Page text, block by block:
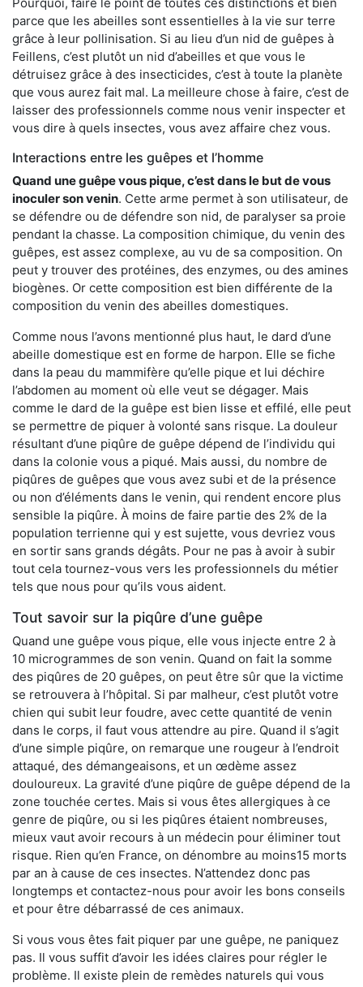
parce que les abeilles sont essentielles à la vie sur terre
grâce à leur pollinisation. Si au lieu d’un nid de guêpes à
Feillens, c’est plutôt un nid d’abeilles et que vous le
détruisez grâce à des insecticides, c’est à toute la planète
que vous aurez fait mal. La meilleure chose à faire, c’est de
laisser des professionnels comme nous venir inspecter et
vous dire à quels insectes, vous avez affaire chez vous.
Interactions entre les guêpes et l’homme
Quand une guêpe vous pique, c’est dans le but de vous
inoculer son venin. Cette arme permet à son utilisateur, de
se défendre ou de défendre son nid, de paralyser sa proie
pendant la chasse. La composition chimique, du venin des
guêpes, est assez complexe, au vu de sa composition. On
peut y trouver des protéines, des enzymes, ou des amines
biogènes. Or cette composition est bien différente de la
composition du venin des abeilles domestiques.
Comme nous l’avons mentionné plus haut, le dard d’une
abeille domestique est en forme de harpon. Elle se fiche
dans la peau du mammifère qu’elle pique et lui déchire
l’abdomen au moment où elle veut se dégager. Mais
comme le dard de la guêpe est bien lisse et effilé, elle peut
se permettre de piquer à volonté sans risque. La douleur
résultant d’une piqûre de guêpe dépend de l’individu qui
dans la colonie vous a piqué. Mais aussi, du nombre de
piqûres de guêpes que vous avez subi et de la présence
ou non d’éléments dans le venin, qui rendent encore plus
sensible la piqûre. À moins de faire partie des 2% de la
population terrienne qui y est sujette, vous devriez vous
en sortir sans grands dégâts. Pour ne pas à avoir à subir
tout cela tournez-vous vers les professionnels du métier
tels que nous pour qu’ils vous aident.
Tout savoir sur la piqûre d’une guêpe
Quand une guêpe vous pique, elle vous injecte entre 2 à
10 microgrammes de son venin. Quand on fait la somme
des piqûres de 20 guêpes, on peut être sûr que la victime
se retrouvera à l’hôpital. Si par malheur, c’est plutôt votre
chien qui subit leur foudre, avec cette quantité de venin
dans le corps, il faut vous attendre au pire. Quand il s’agit
d’une simple piqûre, on remarque une rougeur à l’endroit
attaqué, des démangeaisons, et un œdème assez
douloureux. La gravité d’une piqûre de guêpe dépend de la
zone touchée certes. Mais si vous êtes allergiques à ce
genre de piqûre, ou si les piqûres étaient nombreuses,
mieux vaut avoir recours à un médecin pour éliminer tout
risque. Rien qu’en France, on dénombre au moins15 morts
par an à cause de ces insectes. N’attendez donc pas
longtemps et contactez-nous pour avoir les bons conseils
et pour être débarrassé de ces animaux.
Si vous vous êtes fait piquer par une guêpe, ne paniquez
pas. Il vous suffit d’avoir les idées claires pour régler le
problème. Il existe plein de remèdes naturels qui vous